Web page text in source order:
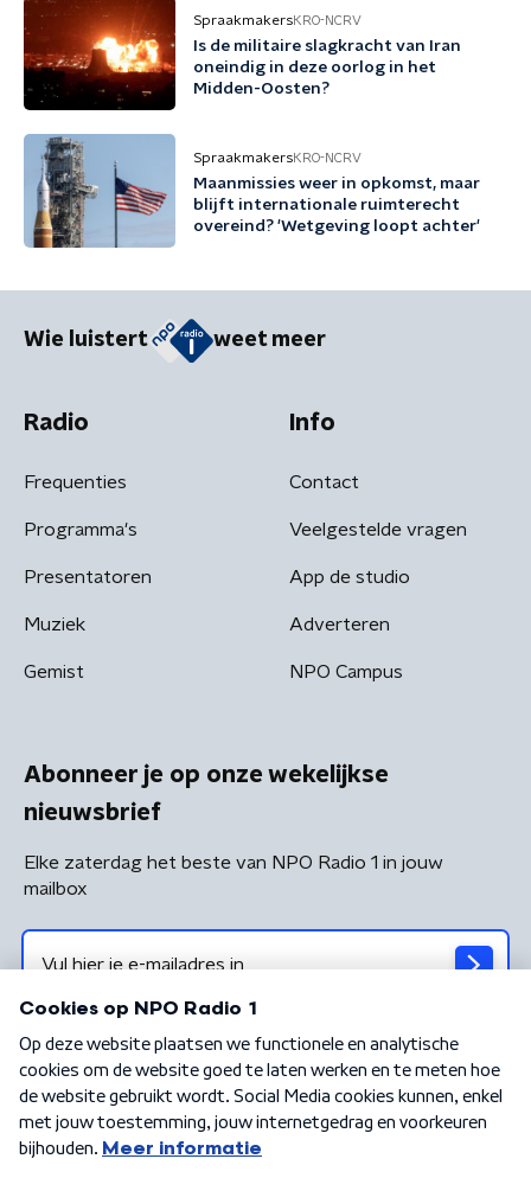
SpraakmakersKRO-NCRV
Is de militaire slagkracht van Iran
oneindig in deze oorlog in het
Midden-Oosten?
SpraakmakersKRO-NCRV
Maanmissies weer in opkomst, maar
blijft internationale ruimterecht
overeind? 'Wetgeving loopt achter'
Wie luistert weet meer
Radio
Frequenties
Programma's
Presentatoren
Muziek
Gemist
Info
Contact
Veelgestelde vragen
App de studio
Adverteren
NPO Campus
Abonneer je op onze wekelijkse
nieuwsbrief
Elke zaterdag het beste van NPO Radio 1 in jouw
mailbox
Algemene voorwaarden